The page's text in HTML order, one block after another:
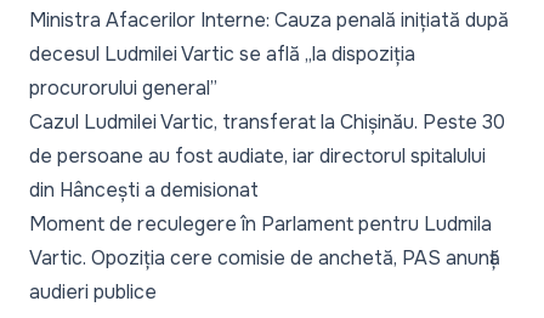
Ministra Afacerilor Interne: Cauza penală inițiată după
decesul Ludmilei Vartic se află „la dispoziția
procurorului general”
Cazul Ludmilei Vartic, transferat la Chișinău. Peste 30
de persoane au fost audiate, iar directorul spitalului
din Hâncești a demisionat
Moment de reculegere în Parlament pentru Ludmila
Vartic. Opoziția cere comisie de anchetă, PAS anunță
audieri publice